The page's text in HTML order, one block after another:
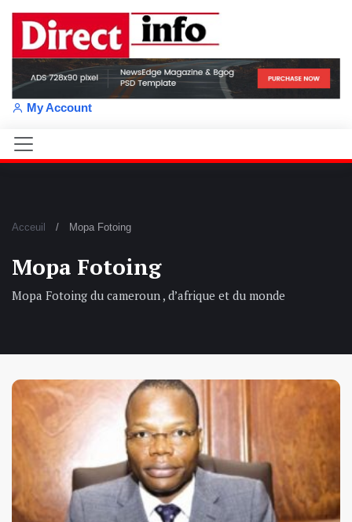
My Account
Acceuil Mopa Fotoing
Mopa Fotoing
Mopa Fotoing du cameroun , d’afrique et du monde